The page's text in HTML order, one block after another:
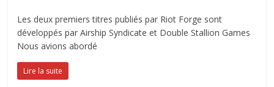
Les deux premiers titres publiés par Riot Forge sont
développés par Airship Syndicate et Double Stallion Games
Nous avions abordé
Lire la suite